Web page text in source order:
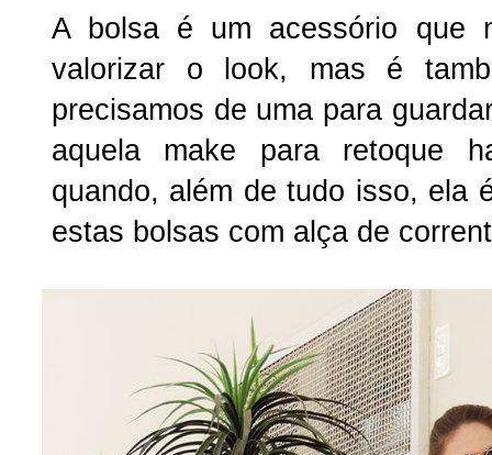
A bolsa é um acessório que
valorizar o look, mas é
precisamos de uma para
aquela make para retoque
quando, além de tudo isso, ela
estas bolsas com alça de